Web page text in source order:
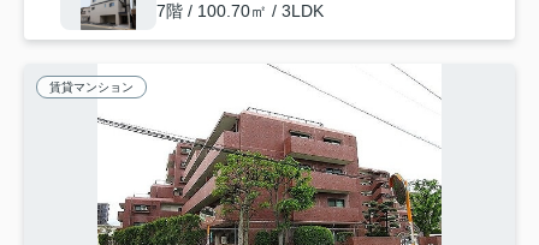
7階 / 100.70㎡ / 3LDK
賃貸マンション